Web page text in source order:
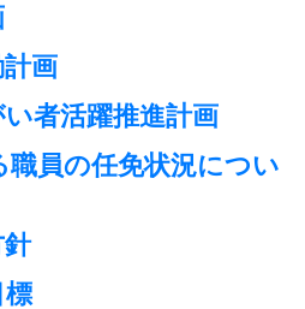
画
者活躍推進計画
員の任免状況につい
標